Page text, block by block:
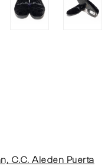
C.C. Aleden Puerta